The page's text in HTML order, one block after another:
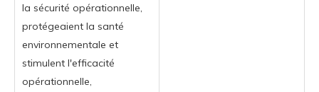
la sécurité opérationnelle,
protégeaient la santé
environnementale et
stimulent l'efficacité
opérationnelle,